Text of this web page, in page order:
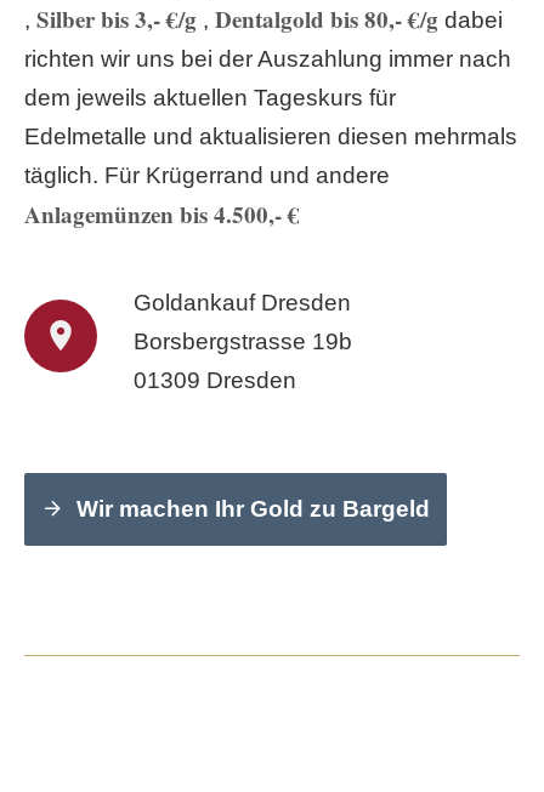
, Silber bis 3,- €/g, Dentalgold bis 80,- €/gdabei
richten wir uns bei der Auszahlung immer nach
dem jeweils aktuellen Tageskurs für
Edelmetalle und aktualisieren diesen mehrmals
täglich. Für Krügerrand und andere
Anlagemünzen bis 4.500,- €
Goldankauf Dresden
Borsbergstrasse 19b
01309 Dresden
Wir machen Ihr Gold zu Bargeld